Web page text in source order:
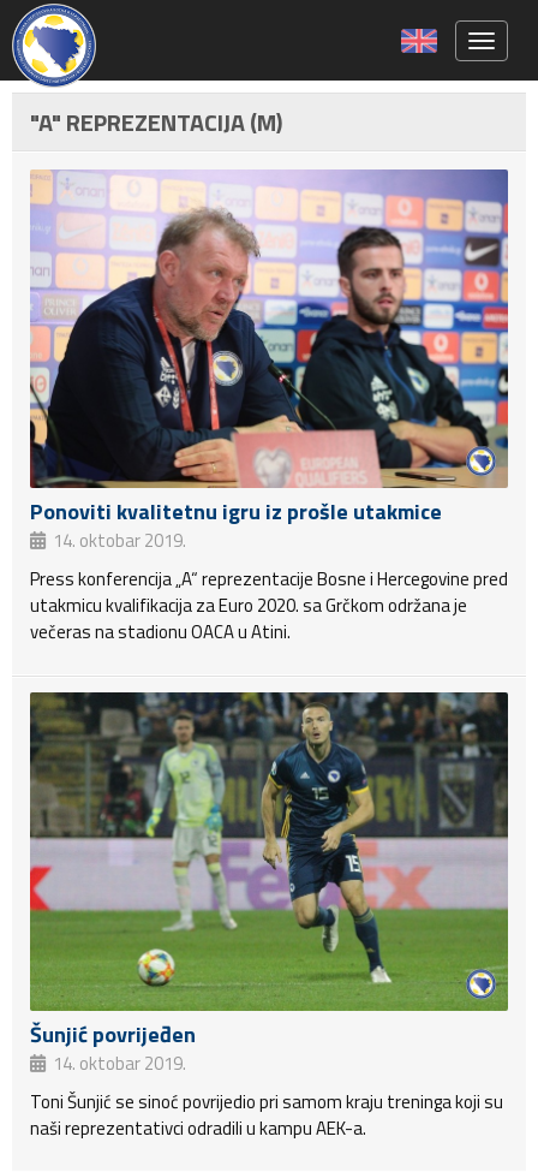
"A" REPREZENTACIJA (M)
Ponoviti kvalitetnu igru iz prošle utakmice
14. oktobar 2019.
Press konferencija „A“ reprezentacije Bosne i Hercegovine pred
utakmicu kvalifikacija za Euro 2020. sa Grčkom održana je
večeras na stadionu OACA u Atini.
Šunjić povrijeđen
14. oktobar 2019.
Toni Šunjić se sinoć povrijedio pri samom kraju treninga koji su
naši reprezentativci odradili u kampu AEK-a.